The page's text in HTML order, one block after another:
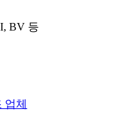
BV 등